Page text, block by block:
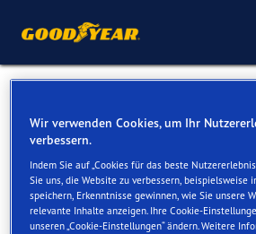
Q5
Wir verwenden Cookies, um Ihr
verbessern.
Indem Sie auf „Cookies für das beste
Sie uns, die Website zu verbessern, beispielsweise
speichern, Erkenntnisse gewinnen, wie Sie unsere
relevante Inhalte anzeigen. Ihre Cookie-
unseren „Cookie-Einstellungen“ ändern. Weitere